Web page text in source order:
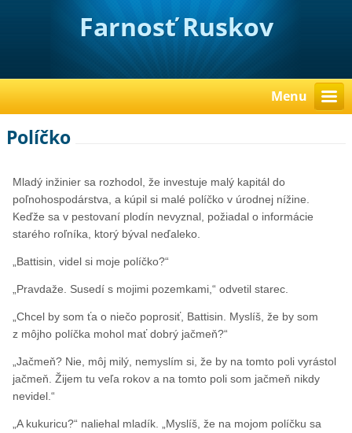
Farnosť Ruskov
Menu
Políčko
Mladý inžinier sa rozhodol, že investuje malý kapitál do
poľnohospodárstva, a kúpil si malé políčko v úrodnej nížine.
Keďže sa v pestovaní plodín nevyznal, požiadal o informácie
starého roľníka, ktorý býval neďaleko.
„Battisin, videl si moje políčko?“
„Pravdaže. Susedí s mojimi pozemkami,“ odvetil starec.
„Chcel by som ťa o niečo poprosiť, Battisin. Myslíš, že by som
z môjho políčka mohol mať dobrý jačmeň?“
„Jačmeň? Nie, môj milý, nemyslím si, že by na tomto poli vyrástol
jačmeň. Žijem tu veľa rokov a na tomto poli som jačmeň nikdy
nevidel.“
„A kukuricu?“ naliehal mladík. „Myslíš, že na mojom políčku sa